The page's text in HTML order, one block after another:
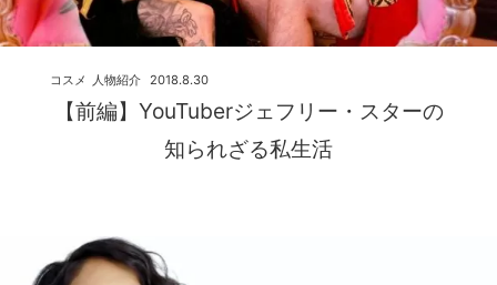
【前編】YouTuberジェフリー・スターの
知られざる私生活
2018.8.30
コスメ 人物紹介